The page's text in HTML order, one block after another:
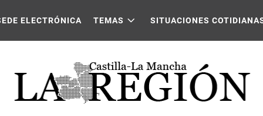
La Mancha
ELECTRÓNICA TEMAS SITUACIONES